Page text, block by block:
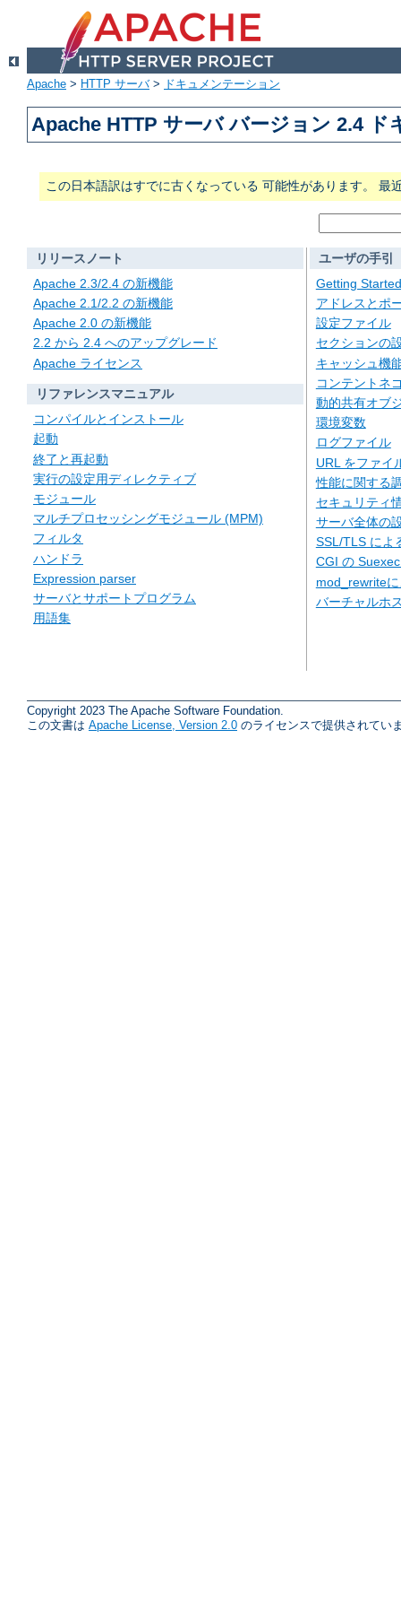
Apache > HTTP サーバ> ドキュメンテーション
Apache HTTP サーバ バージョン 2.4 ド
この日本語訳はすでに古くなっている 可能性があります。 最
リリースノート
Apache 2.3/2.4 の新機能
Apache 2.1/2.2 の新機能
Apache 2.0 の新機能
2.2 から 2.4 へのアップグレード
Apache ライセンス
リファレンスマニュアル
コンパイルとインストール
起動
終了と再起動
実行の設定用ディレクティブ
モジュール
マルチプロセッシングモジュール (MPM)
フィルタ
ハンドラ
Expression parser
サーバとサポートプログラム
用語集
ユーザの手引
Getting Started
アドレスとポ
設定ファイル
セクションの
キャッシュ機
コンテントネ
動的共有オブ
環境変数
ログファイル
URL をファイ
性能に関する
セキュリティ
サーバ全体の
SSL/TLS によ
CGI の
mod_rewrite
バーチャルホ
Copyright 2023 The Apache Software Foundation.
この文書は Apache License, Version 2.0 のライセンスで提供されてい